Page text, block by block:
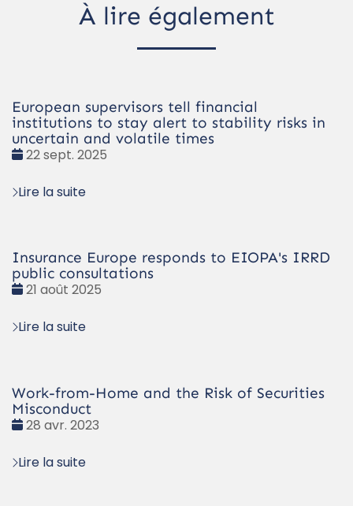
À lire également
European supervisors tell financial
institutions to stay alert to stability risks in
uncertain and volatile times
Date
22 sept. 2025
Lire la suite
Insurance Europe responds to EIOPA's IRRD
public consultations
Date
21 août 2025
Lire la suite
Work-from-Home and the Risk of Securities
Misconduct
Date
28 avr. 2023
Lire la suite